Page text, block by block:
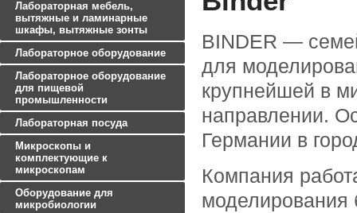
BINDER —
для
крупнейшей в
направлении.
Германии в
Компания
моделирования
Лабораторная мебель,
вытяжные и ламинарные
шкафы, вытяжные зонты
Лабораторное оборудование
Лабораторное оборудование
для пищевой
промышленности
Лабораторная посуда
Микроскопы и
комплектующие к
микроскопам
Оборудование для
микробиологии